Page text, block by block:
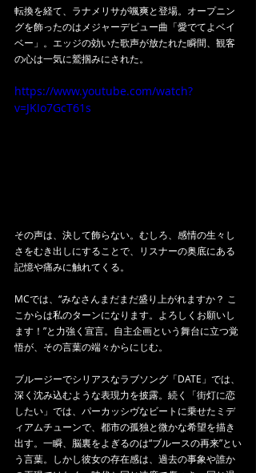
転換を経て、ラナメリサが颯爽と登場。オープニン
グを飾ったのはメジャーデビュー曲「愛でてよベイ
ベー」。エッジの効いた歌声が放たれた瞬間、観客
の心は一気に鷲掴みにされた。
https://www.youtube.com/watch?
v=JKIo7GcT61s
その声は、決して飾らない。むしろ、感情の生々し
さをむき出しにすることで、リスナーの奥底にある
記憶や痛みに触れてくる。
MCでは、“みなさんまだまだ盛り上がれますか？ こ
こからは私のターンになります。よろしくお願いし
ます！”と力強く宣言。自主企画という舞台に立つ覚
悟が、その言葉の端々からにじむ。
ブルージーでシリアスなラブソング「DATE」では、
深く沈み込むような表現力を披露。続く「街灯に恋
したい」では、パーカッシヴなビートに乗せたミデ
ィアムチューンで、都市の孤独と微かな希望を描き
出す。一瞬、脳裏をよぎるのは“ブルースの再来”とい
う言葉。しかし彼女の存在感は、過去の事象や誰か